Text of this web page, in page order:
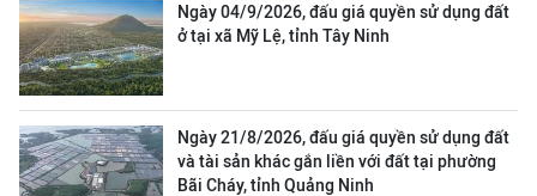
Ngày 04/9/2026, đấu giá quyền sử dụng đất
ở tại xã Mỹ Lệ, tỉnh Tây Ninh
Ngày 21/8/2026, đấu giá quyền sử dụng đất
và tài sản khác gắn liền với đất tại phường
Bãi Cháy, tỉnh Quảng Ninh